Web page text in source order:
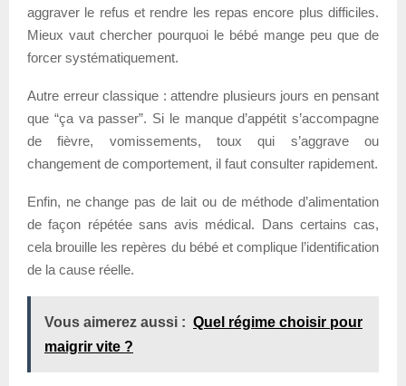
aggraver le refus et rendre les repas encore plus difficiles.
Mieux vaut chercher pourquoi le bébé mange peu que de
forcer systématiquement.
Autre erreur classique : attendre plusieurs jours en pensant
que “ça va passer”. Si le manque d’appétit s’accompagne
de fièvre, vomissements, toux qui s’aggrave ou
changement de comportement, il faut consulter rapidement.
Enfin, ne change pas de lait ou de méthode d’alimentation
de façon répétée sans avis médical. Dans certains cas,
cela brouille les repères du bébé et complique l’identification
de la cause réelle.
Vous aimerez aussi : Quel régime choisir pour
maigrir vite ?